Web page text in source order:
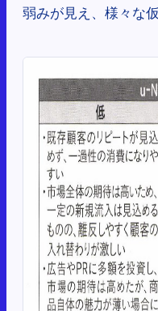
弱みが見え、様々な